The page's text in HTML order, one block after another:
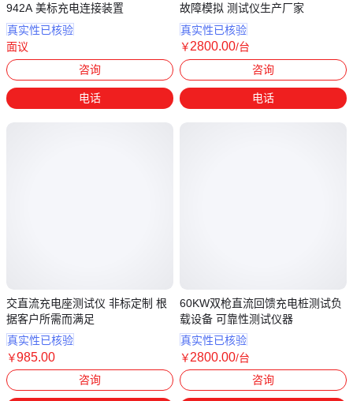
942A 美标充电连接装置
真实性已核验
面议
广东深圳
咨询
电话
交直流充电座测试仪 非标定制 根
据客户所需而满足
真实性已核验
￥985.00
江苏苏州
咨询
故障模拟 测试仪生产厂家
真实性已核验
￥2800.00/台
咨询
电话
60KW双枪直流回馈充电桩测试负
载设备 可靠性测试仪器
真实性已核验
￥2800.00/台
江苏苏州
咨询